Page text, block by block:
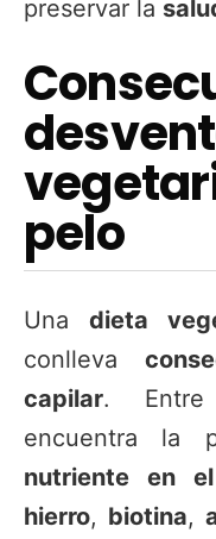
preservar la
pelo
Una dieta
conlleva
capilar.
encuentra la
nutriente en
hierro, biotina,